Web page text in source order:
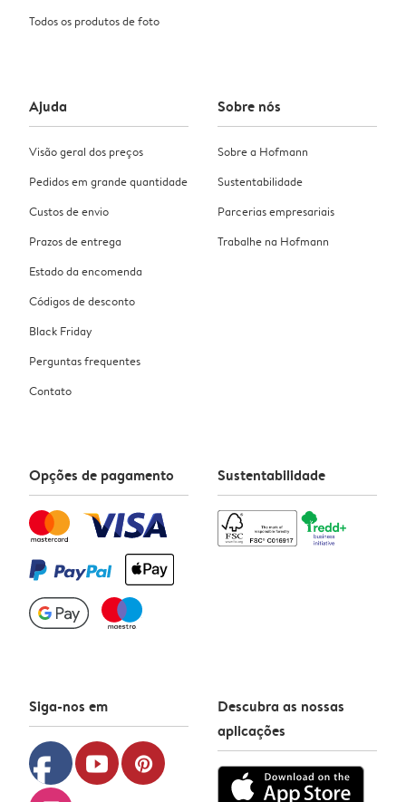
Todos os produtos de foto
Ajuda
Visão geral dos preços
Pedidos em grande quantidade
Custos de envio
Prazos de entrega
Estado da encomenda
Códigos de desconto
Black Friday
Perguntas frequentes
Contato
Sobre nós
Sobre a Hofmann
Sustentabilidade
Parcerias empresariais
Trabalhe na Hofmann
Opções de pagamento Sustentabilidade
Siga-nos em
facebook youtube pinterest
Descubra as nossas
aplicações